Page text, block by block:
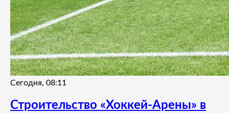
Сегодня, 08:11
Строительство «Хоккей-Арены» в